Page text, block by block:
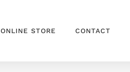
ONLINE STORE CONTACT